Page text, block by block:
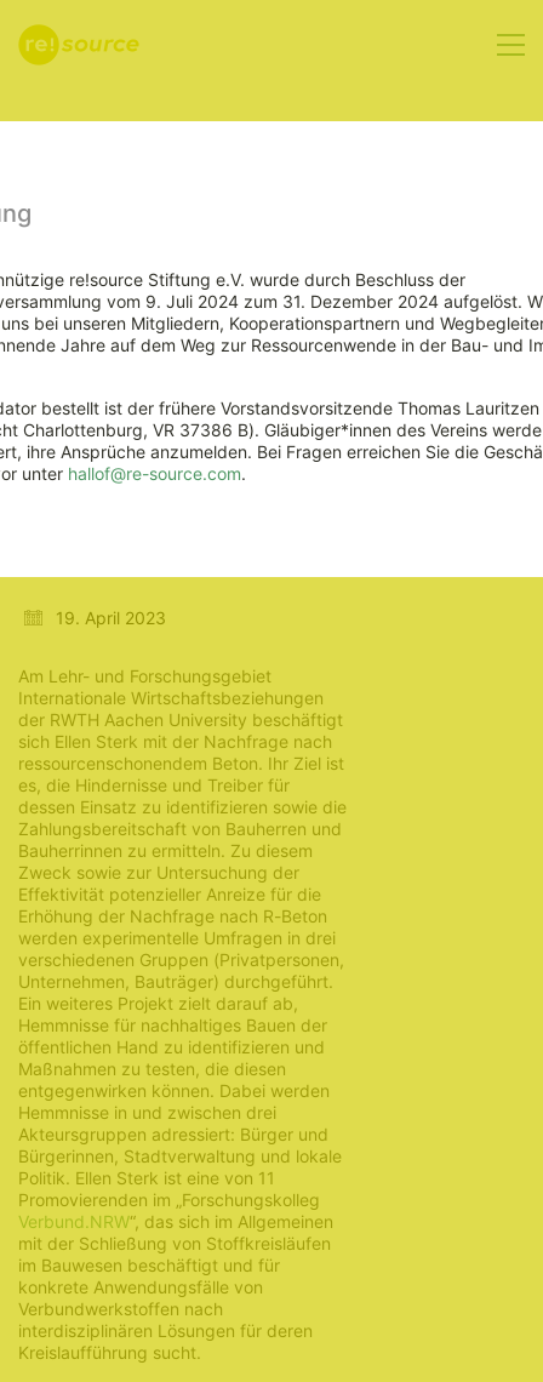
Ökonomische
den Einsatz
rezyklierbarer
19. April 2023
Am Lehr- und Forschungsgebiet
Internationale Wirtschaftsbeziehungen
der RWTH Aachen University beschäftigt
sich Ellen Sterk mit der Nachfrage nach
ressourcenschonendem Beton. Ihr Ziel ist
es, die Hindernisse und Treiber für
dessen Einsatz zu identifizieren sowie die
Zahlungsbereitschaft von Bauherren und
Bauherrinnen zu ermitteln. Zu diesem
Zweck sowie zur Untersuchung der
Effektivität potenzieller Anreize für die
Erhöhung der Nachfrage nach R-Beton
werden experimentelle Umfragen in drei
verschiedenen Gruppen (Privatpersonen,
Unternehmen, Bauträger) durchgeführt.
Ein weiteres Projekt zielt darauf ab,
Hemmnisse für nachhaltiges Bauen der
öffentlichen Hand zu identifizieren und
Maßnahmen zu testen, die diesen
entgegenwirken können. Dabei werden
Hemmnisse in und zwischen drei
Akteursgruppen adressiert: Bürger und
Bürgerinnen, Stadtverwaltung und lokale
Politik. Ellen Sterk ist eine von 11
Promovierenden im „Forschungskolleg
Verbund.NRW“, das sich im Allgemeinen
mit der Schließung von Stoffkreisläufen
im Bauwesen beschäftigt und für
konkrete Anwendungsfälle von
Verbundwerkstoffen nach
interdisziplinären Lösungen für deren
Kreislaufführung sucht.
re!source Stiftung e.V. wurde durch Beschluss der
vom 9. Juli 2024 zum 31. Dezember 2024 aufgelöst.
bei unseren Mitgliedern, Kooperationspartnern und
Jahre auf dem Weg zur Ressourcenwende in der Bau- und
bestellt ist der frühere Vorstandsvorsitzende Thomas Lauritzen
Charlottenburg, VR 37386 B). Gläubiger*innen des Vereins
ihre Ansprüche anzumelden. Bei Fragen erreichen Sie die
unter hallof@re-source.com.